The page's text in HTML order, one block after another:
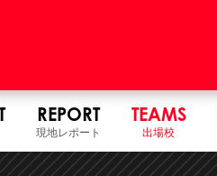
REPORT
現地レポート
TEAMS
出場校